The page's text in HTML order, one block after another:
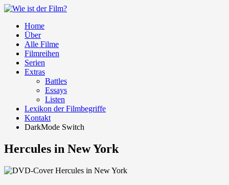
Home
Über
Alle Filme
Filmreihen
Serien
Extras
Battles
Essays
Listen
Lexikon der Filmbegriffe
Kontakt
DarkMode Switch
Hercules in New York